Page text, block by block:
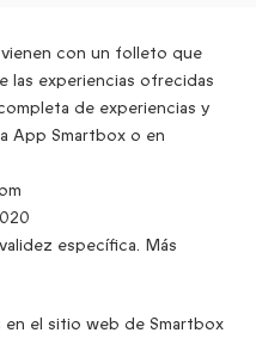
con un folleto que
las experiencias ofrecidas
de experiencias y
App Smartbox o en
específica. Más
en el sitio web de Smartbox